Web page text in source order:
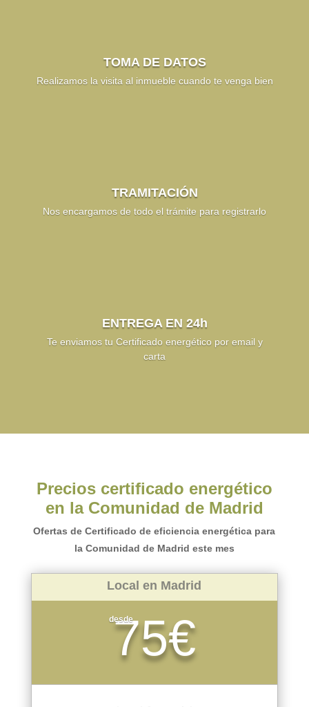
TOMA DE DATOS
Realizamos la visita al inmueble cuando te venga bien
TRAMITACIÓN
Nos encargamos de todo el trámite para registrarlo
ENTREGA EN 24h
Te enviamos tu Certificado energético por email y
carta
Precios certificado energético
en la Comunidad de Madrid
Ofertas de Certificado de eficiencia energética para
la Comunidad de Madrid este mes
Local en Madrid
desde
75€